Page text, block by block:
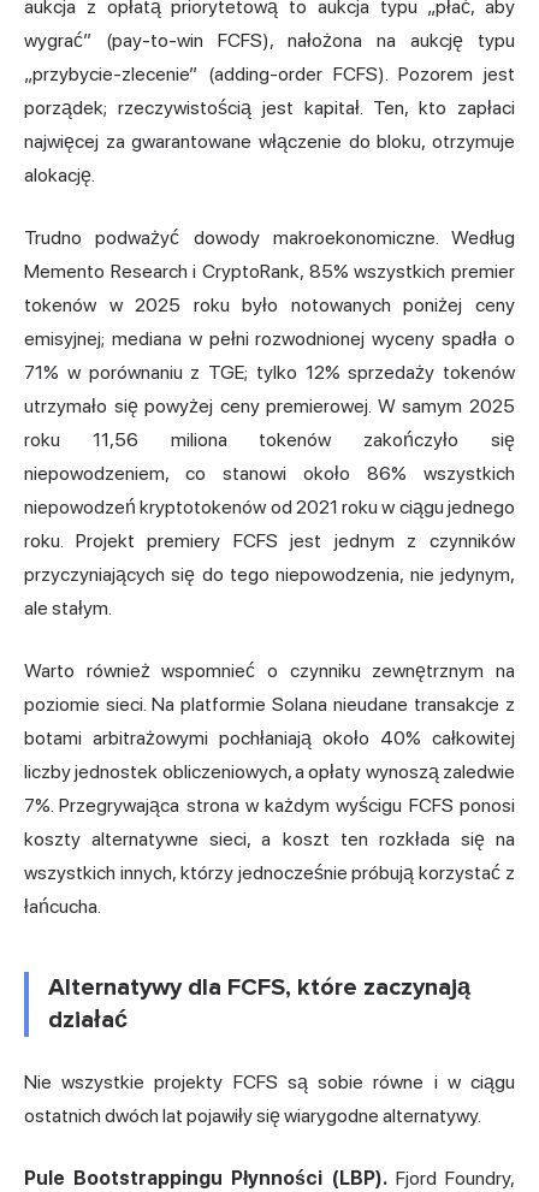
aukcja z opłatą priorytetową to aukcja typu „płać, aby
wygrać” (pay-to-win FCFS), nałożona na aukcję typu
„przybycie-zlecenie” (adding-order FCFS). Pozorem jest
porządek; rzeczywistością jest kapitał. Ten, kto zapłaci
najwięcej za gwarantowane włączenie do bloku, otrzymuje
alokację.
Trudno podważyć dowody makroekonomiczne. Według
Memento Research i CryptoRank, 85% wszystkich premier
tokenów w 2025 roku było notowanych poniżej ceny
emisyjnej; mediana w pełni rozwodnionej wyceny spadła o
71% w porównaniu z TGE; tylko 12% sprzedaży tokenów
utrzymało się powyżej ceny premierowej. W samym 2025
roku 11,56 miliona tokenów zakończyło się
niepowodzeniem, co stanowi około 86% wszystkich
niepowodzeń kryptotokenów od 2021 roku w ciągu jednego
roku. Projekt premiery FCFS jest jednym z czynników
przyczyniających się do tego niepowodzenia, nie jedynym,
ale stałym.
Warto również wspomnieć o czynniku zewnętrznym na
poziomie sieci. Na platformie Solana nieudane transakcje z
botami arbitrażowymi pochłaniają około 40% całkowitej
liczby jednostek obliczeniowych, a opłaty wynoszą zaledwie
7%. Przegrywająca strona w każdym wyścigu FCFS ponosi
koszty alternatywne sieci, a koszt ten rozkłada się na
wszystkich innych, którzy jednocześnie próbują korzystać z
łańcucha.
Alternatywy dla FCFS, które zaczynają
działać
Nie wszystkie projekty FCFS są sobie równe i w ciągu
ostatnich dwóch lat pojawiły się wiarygodne alternatywy.
Pule Bootstrappingu Płynności (LBP).Fjord Foundry,